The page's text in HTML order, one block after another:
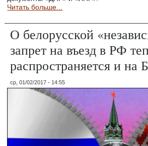
Читать больше...
О белорусской
запрет на въезд в РФ
распространяется и на
ср, 01/02/2017 - 14:55